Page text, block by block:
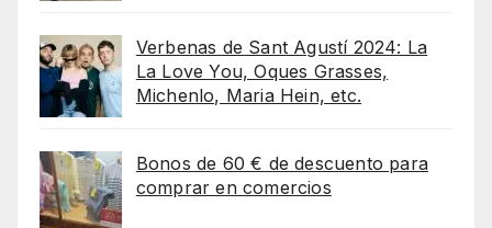
Verbenas de Sant Agustí 2024: La
La Love You, Oques Grasses,
Michenlo, Maria Hein, etc.
Bonos de 60 € de descuento para
comprar en comercios